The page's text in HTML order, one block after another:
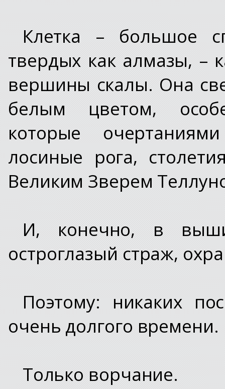
Клетка – большое
твердых как алмазы, –
вершины скалы. Она
белым цветом,
которые
лосиные рога,
Великим Зверем
И, конечно, в
остроглазый страж,
Поэтому: никаких
очень долгого времени.
Только ворчание.